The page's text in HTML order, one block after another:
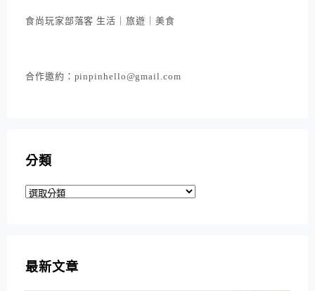
食尚玩家部落客 生活｜旅遊｜美食
合作邀約：pinpinhello@gmail.com
分類
分
最新文章